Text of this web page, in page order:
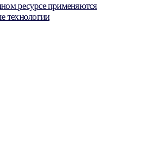
ресурсе применяются
технологии